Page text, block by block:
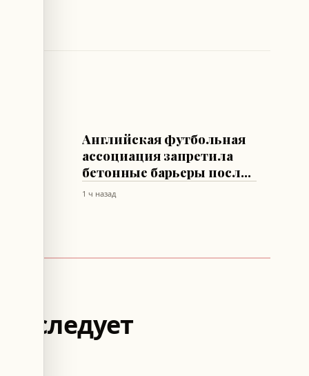
Английская футбольная
ассоциация запретила
бетонные барьеры после
гибели Билли Вигара
1 ч назад